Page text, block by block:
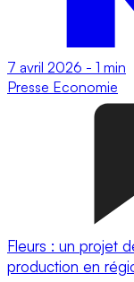
7 avril 2026 - 1 min
Presse Economie
Fleurs : un projet
production en